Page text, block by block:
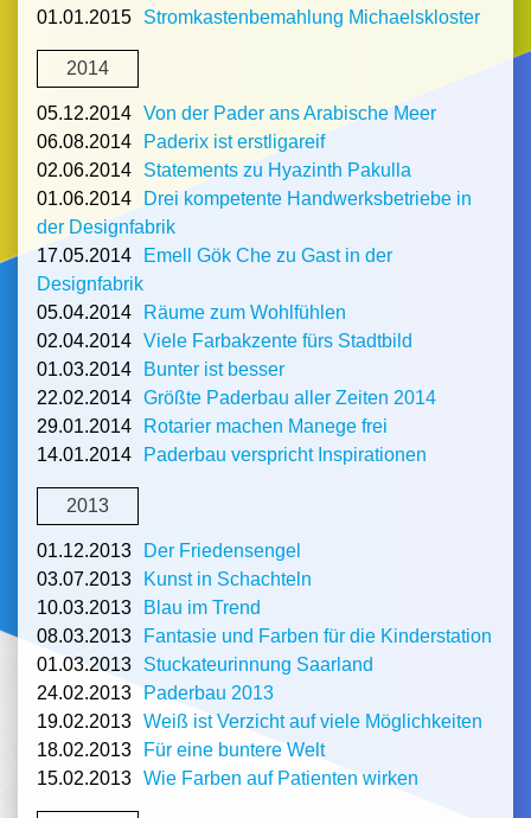
01.01.2015
Stromkastenbemahlung Michaelskloster
2014
05.12.2014 Von der Pader ans Arabische Meer
06.08.2014
Paderix ist erstligareif
02.06.2014
Statements zu Hyazinth Pakulla
01.06.2014
Drei kompetente Handwerksbetriebe in
der Designfabrik
17.05.2014
Emell Gök Che zu Gast in der
Designfabrik
05.04.2014
Räume zum Wohlfühlen
02.04.2014 Viele Farbakzente fürs Stadtbild
01.03.2014
Bunter ist besser
22.02.2014 Größte Paderbau aller Zeiten 2014
29.01.2014
Rotarier machen Manege frei
14.01.2014
Paderbau verspricht Inspirationen
2013
01.12.2013
Der Friedensengel
03.07.2013
Kunst in Schachteln
10.03.2013
Blau im Trend
08.03.2013
Fantasie und Farben für die Kinderstation
01.03.2013
Stuckateurinnung Saarland
24.02.2013
Paderbau 2013
19.02.2013 Weiß ist Verzicht auf viele Möglichkeiten
18.02.2013
Für eine buntere Welt
15.02.2013 Wie Farben auf Patienten wirken